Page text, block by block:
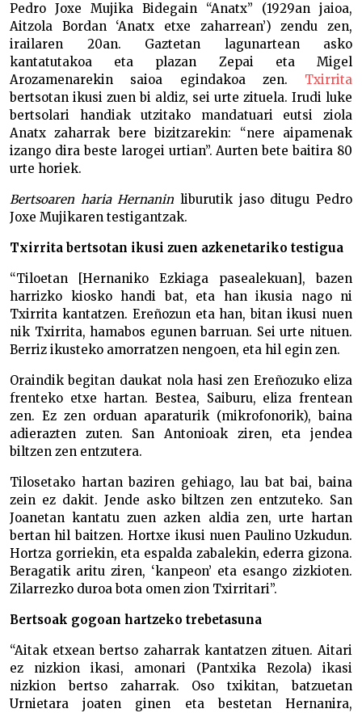
Pedro Joxe Mujika Bidegain “Anatx” (1929an jaioa,
Aitzola Bordan ‘Anatx etxe zaharrean’) zendu zen,
irailaren 20an. Gaztetan lagunartean asko
kantatutakoa eta plazan Zepai eta Migel
Arozamenarekin saioa egindakoa zen. Txirrita
bertsotan ikusi zuen bi aldiz, sei urte zituela. Irudi luke
bertsolari handiak utzitako mandatuari eutsi ziola
Anatx zaharrak bere bizitzarekin: “nere aipamenak
izango dira beste larogei urtian”. Aurten bete baitira 80
urte horiek.
Bertsoaren haria Hernanin liburutik jaso ditugu Pedro
Joxe Mujikaren testigantzak.
Txirrita bertsotan ikusi zuen azkenetariko testigua
“Tiloetan [Hernaniko Ezkiaga pasealekuan], bazen
harrizko kiosko handi bat, eta han ikusia nago ni
Txirrita kantatzen. Ereñozun eta han, bitan ikusi nuen
nik Txirrita, hamabos egunen barruan. Sei urte nituen.
Berriz ikusteko amorratzen nengoen, eta hil egin zen.
Oraindik begitan daukat nola hasi zen Ereñozuko eliza
frenteko etxe hartan. Bestea, Saiburu, eliza frentean
zen. Ez zen orduan aparaturik (mikrofonorik), baina
adierazten zuten. San Antonioak ziren, eta jendea
biltzen zen entzutera.
Tilosetako hartan baziren gehiago, lau bat bai, baina
zein ez dakit. Jende asko biltzen zen entzuteko. San
Joanetan kantatu zuen azken aldia zen, urte hartan
bertan hil baitzen. Hortxe ikusi nuen Paulino Uzkudun.
Hortza gorriekin, eta espalda zabalekin, ederra gizona.
Beragatik aritu ziren, ‘kanpeon’ eta esango zizkioten.
Zilarrezko duroa bota omen zion Txirritari”.
Bertsoak gogoan hartzeko trebetasuna
“Aitak etxean bertso zaharrak kantatzen zituen. Aitari
ez nizkion ikasi, amonari (Pantxika Rezola) ikasi
nizkion bertso zaharrak. Oso txikitan, batzuetan
Urnietara joaten ginen eta bestetan Hernanira,